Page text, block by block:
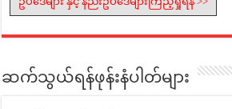
ဆက်သွယ်ရန်ဖုန်းနံပါတ်များ